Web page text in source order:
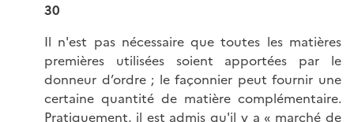
30
Il n'est pas nécessaire que toutes les matières
premières utilisées soient apportées par le
donneur d’ordre ; le façonnier peut fournir une
certaine quantité de matière complémentaire.
Pratiquement, il est admis qu'il y a « marché de